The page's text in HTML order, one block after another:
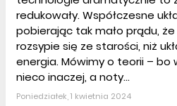
redukowały. Współczesne
pobierając tak mało prądu,
rozsypie się ze starości, niż
energia. Mówimy o teorii –
nieco inaczej, a noty...
Poniedziałek, 1 kwietnia 2024